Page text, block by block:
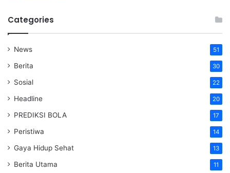
Categories
News 51
Berita 30
Sosial 22
Headline 20
PREDIKSI BOLA 17
Peristiwa 14
Gaya Hidup Sehat 13
Berita Utama 11